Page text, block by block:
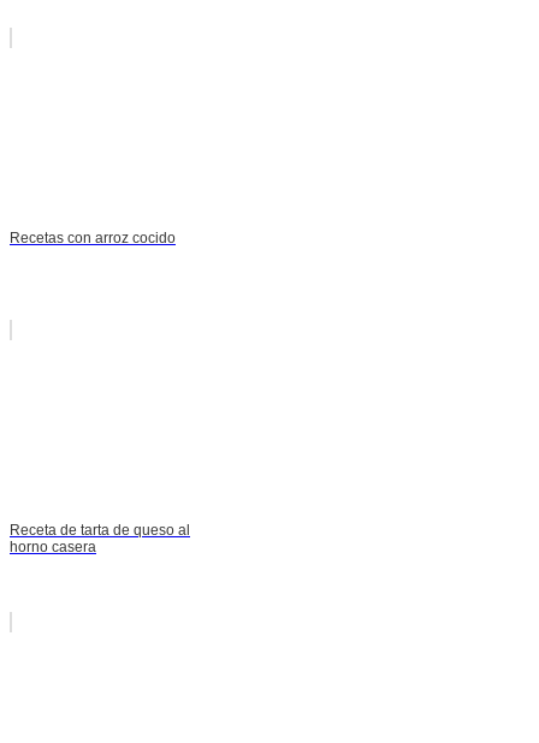
Recetas con arroz cocido
Receta de tarta de queso al
horno casera